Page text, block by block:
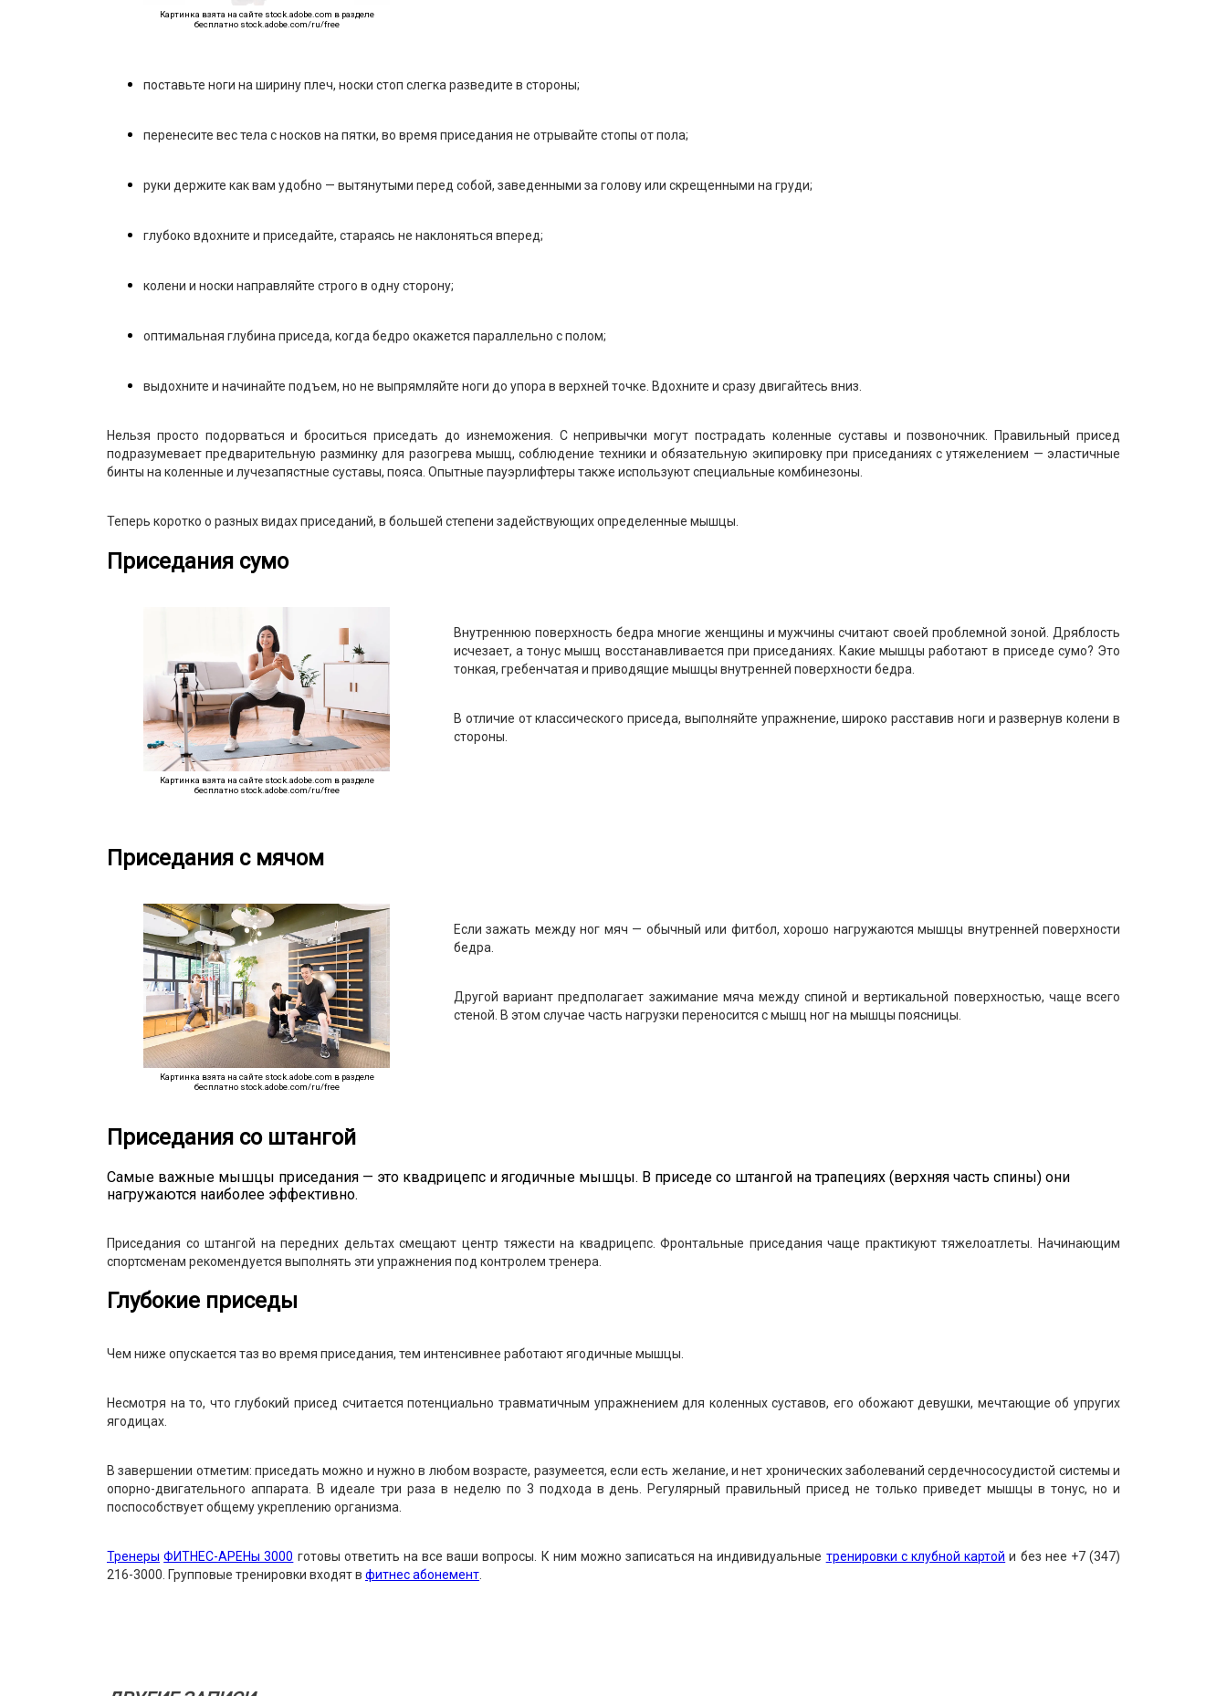
Картинка взята на сайте stock.adobe.com в разделе
бесплатно stock.adobe.com/ru/free
поставьте ноги на ширину плеч, носки стоп слегка разведите в стороны;
перенесите вес тела с носков на пятки, во время приседания не отрывайте стопы от пола;
руки держите как вам удобно — вытянутыми перед собой, заведенными за голову или скрещенными на груди;
глубоко вдохните и приседайте, стараясь не наклоняться вперед;
колени и носки направляйте строго в одну сторону;
оптимальная глубина приседа, когда бедро окажется параллельно с полом;
выдохните и начинайте подъем, но не выпрямляйте ноги до упора в верхней точке. Вдохните и сразу двигайтесь вниз.
Нельзя просто подорваться и броситься приседать до изнеможения. С непривычки могут пострадать коленные суставы и позвоночник. Правильный присед
подразумевает предварительную разминку для разогрева мышц, соблюдение техники и обязательную экипировку при приседаниях с утяжелением — эластичные
бинты на коленные и лучезапястные суставы, пояса. Опытные пауэрлифтеры также используют специальные комбинезоны.
Теперь коротко о разных видах приседаний, в большей степени задействующих определенные мышцы.
Приседания сумо
Картинка взята на сайте stock.adobe.com в разделе
бесплатно stock.adobe.com/ru/free
Внутреннюю поверхность бедра многие женщины и мужчины считают своей проблемной зоной. Дряблость
исчезает, а тонус мышц восстанавливается при приседаниях. Какие мышцы работают в приседе сумо? Это
тонкая, гребенчатая и приводящие мышцы внутренней поверхности бедра.
В отличие от классического приседа, выполняйте упражнение, широко расставив ноги и развернув колени в
стороны.
Приседания с мячом
Картинка взята на сайте stock.adobe.com в разделе
бесплатно stock.adobe.com/ru/free
Если зажать между ног мяч — обычный или фитбол, хорошо нагружаются мышцы внутренней поверхности
бедра.
Другой вариант предполагает зажимание мяча между спиной и вертикальной поверхностью, чаще всего
стеной. В этом случае часть нагрузки переносится с мышц ног на мышцы поясницы.
Приседания со штангой
Самые важные мышцы приседания — это квадрицепс и ягодичные мышцы. В приседе со штангой на трапециях (верхняя часть спины) они
нагружаются наиболее эффективно.
Приседания со штангой на передних дельтах смещают центр тяжести на квадрицепс. Фронтальные приседания чаще практикуют тяжелоатлеты. Начинающим
спортсменам рекомендуется выполнять эти упражнения под контролем тренера.
Глубокие приседы
Чем ниже опускается таз во время приседания, тем интенсивнее работают ягодичные мышцы.
Несмотря на то, что глубокий присед считается потенциально травматичным упражнением для коленных суставов, его обожают девушки, мечтающие об упругих
ягодицах.
В завершении отметим: приседать можно и нужно в любом возрасте, разумеется, если есть желание, и нет хронических заболеваний сердечнососудистой системы и
опорно-двигательного аппарата. В идеале три раза в неделю по 3 подхода в день. Регулярный правильный присед не только приведет мышцы в тонус, но и
поспособствует общему укреплению организма.
Тренеры ФИТНЕС-АРЕНы 3000 готовы ответить на все ваши вопросы. К ним можно записаться на индивидуальные тренировки с клубной картой и без нее +7 (347)
216-3000. Групповые тренировки входят в фитнес абонемент.